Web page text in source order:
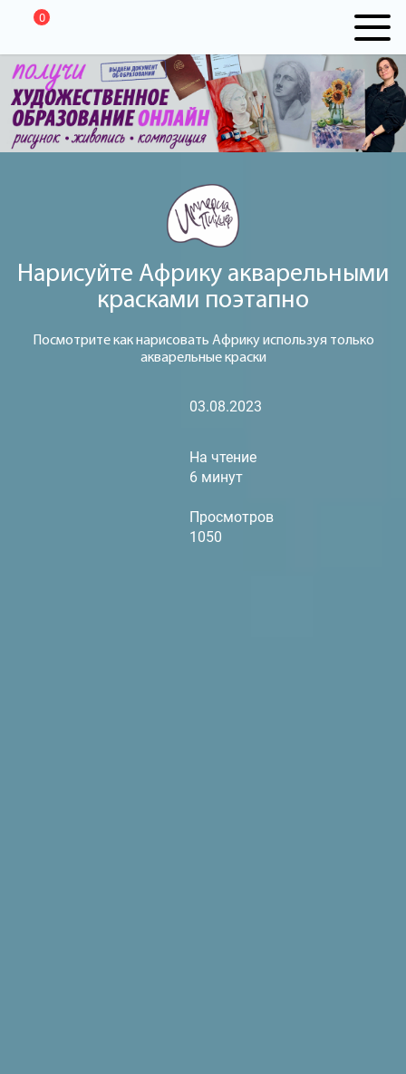
0
Нарисуйте Африку акварельными
красками поэтапно
Посмотрите как нарисовать Африку используя только
акварельные краски
03.08.2023
На чтение
6 минут
Просмотров
1050